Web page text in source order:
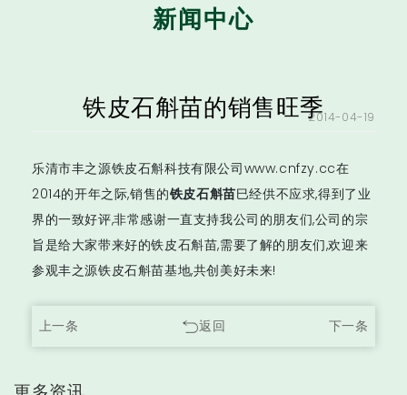
新闻中心
铁皮石斛苗的销售旺季2014-04-19
乐清市丰之源铁皮石斛科技有限公司www.cnfzy.cc在
2014的开年之际,销售的铁皮石斛苗巳经供不应求,得到了业
界的一致好评,非常感谢一直支持我公司的朋友们,公司的宗
旨是给大家带来好的铁皮石斛苗,需要了解的朋友们,欢迎来
参观丰之源铁皮石斛苗基地,共创美好未来!
上一条 返回 下一条